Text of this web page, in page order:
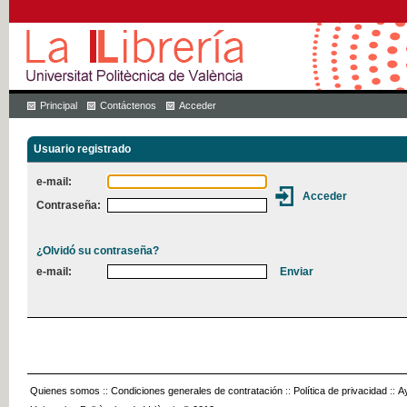
Principal Contáctenos Acceder
Usuario registrado
e-mail:
Contraseña:
¿Olvidó su contraseña?
e-mail:
Quienes somos :: Condiciones generales de contratación :: Política de privacidad ::